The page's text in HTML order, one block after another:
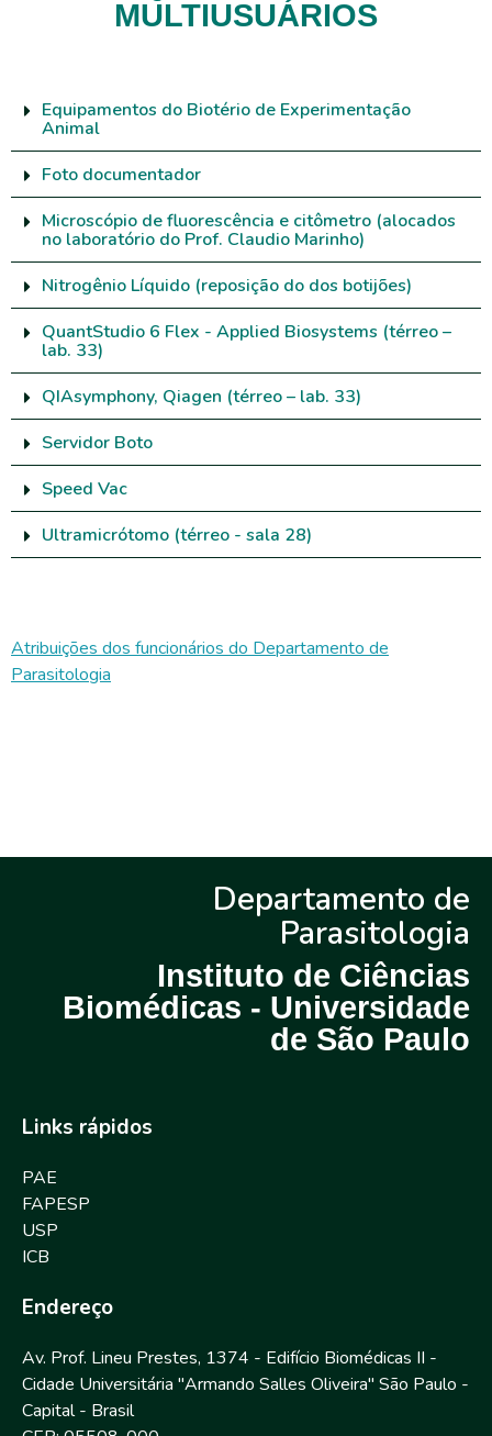
MULTIUSUÁRIOS
Equipamentos do Biotério de Experimentação
Animal
Foto documentador
Microscópio de fluorescência e citômetro (alocados
no laboratório do Prof. Claudio Marinho)
Nitrogênio Líquido (reposição do dos botijões)
QuantStudio 6 Flex - Applied Biosystems (térreo –
lab. 33)
QIAsymphony, Qiagen (térreo – lab. 33)
Servidor Boto
Speed Vac
Ultramicrótomo (térreo - sala 28)
Atribuições dos funcionários do Departamento de
Parasitologia
Departamento de
Parasitologia
Instituto de Ciências
Biomédicas - Universidade
de São Paulo
Links rápidos
PAE
FAPESP
USP
ICB
Endereço
Av. Prof. Lineu Prestes, 1374 - Edifício Biomédicas II -
Cidade Universitária "Armando Salles Oliveira" São Paulo -
Capital - Brasil